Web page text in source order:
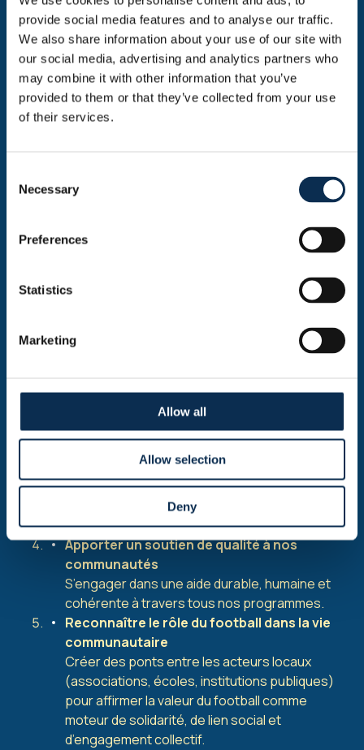
provide social media features and to analyse our traffic.
We also share information about your use of our site with
our social media, advertising and analytics partners who
may combine it with other information that you’ve
provided to them or that they’ve collected from your use
of their services.
Selection
Necessary
Preferences
Statistics
Marketing
Allow all
Allow selection
Deny
Notre plan d’action social
sécurité et valorisé, un club qui reflète la
marginalisation
personnes âgées, en situation de handicap,
nouveaux arrivants, personnes en précarité ou
touchées par l’addiction.
Encourager l’activité physique, le bien-être
mental et les habitudes positives, en utilisant le
football comme levier pour une vie plus saine
pour tous.
Apporter un soutien de qualité à nos
communautés
S’engager dans une aide durable, humaine et
cohérente à travers tous nos programmes.
Reconnaître le rôle du football dans la vie
communautaire
Créer des ponts entre les acteurs locaux
(associations, écoles, institutions publiques)
pour affirmer la valeur du football comme
moteur de solidarité, de lien social et
d’engagement collectif.